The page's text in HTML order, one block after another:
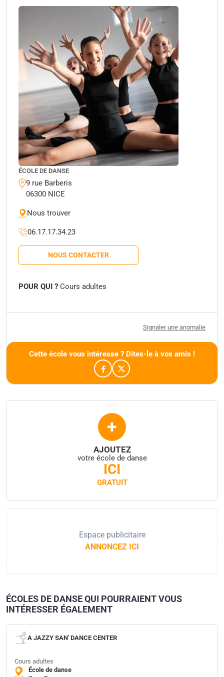
ÉCOLE DE DANSE
9 rue Barberis
06300 NICE
Nous trouver
06.17.17.34.23
NOUS CONTACTER
POUR QUI ? Cours adultes
Signaler une anomalie
Cette école vous intéresse ? Dites-le à vos amis !
+
AJOUTEZ
votre école de danse
ICI
GRATUIT
Espace publicitaire
ANNONCEZ ICI
ÉCOLES DE DANSE QUI POURRAIENT VOUS
INTÉRESSER ÉGALEMENT
A JAZZY SAN' DANCE CENTER
Cours adultes
École de danse